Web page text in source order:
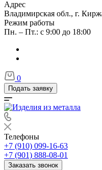
Адрес
Владимирская обл., г.
Режим работы
Пн. – Пт.: с 9:00 до 18:00
0
Подать заявку
Телефоны
+7 (910) 099-16-63
+7 (901) 888-08-01
Заказать звонок